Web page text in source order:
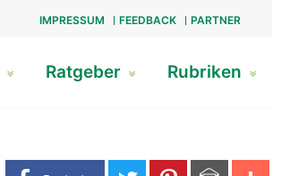
IMPRESSUM FEEDBACK PARTNER
Ratgeber Rubriken
Share buttons